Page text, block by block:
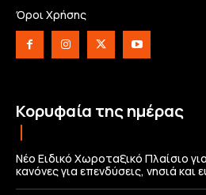
Όροι Χρήσης
Κορυφαία της ημέρας
Νέο Ειδικό Χωροταξικό Πλαίσιο
κανόνες για επενδύσεις, νησιά και